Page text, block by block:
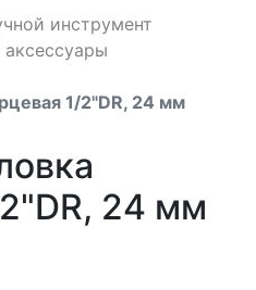
инструмент
1/2"DR, 24 мм
24 мм